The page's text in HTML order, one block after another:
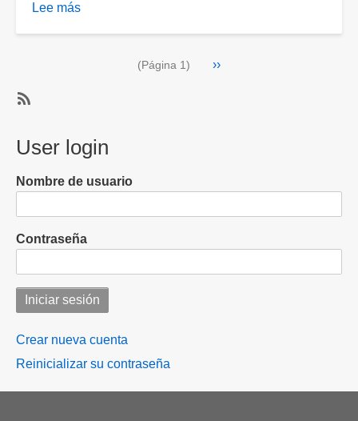
Lee más
de
Mexicana
de
en
su
Tulum-
Ciudad
de
México
(Página 1)
Siguiente
››
a
Mexicana
de
Aviación
User login
Nombre de usuario
Contraseña
Crear nueva cuenta
Reinicializar su contraseña